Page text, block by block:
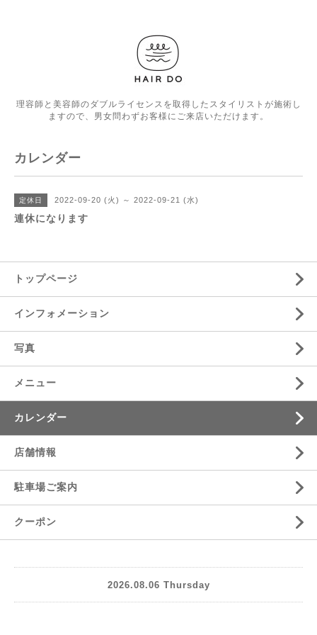
理容師と美容師のダブルライセンスを取得したスタイリストが施術し
ますので、男女問わずお客様にご来店いただけます。
カレンダー
定休日 2022-09-20 (火) ～ 2022-09-21 (水)
連休になります
トップページ
インフォメーション
写真
メニュー
カレンダー
店舗情報
駐車場ご案内
クーポン
2026.08.06 Thursday